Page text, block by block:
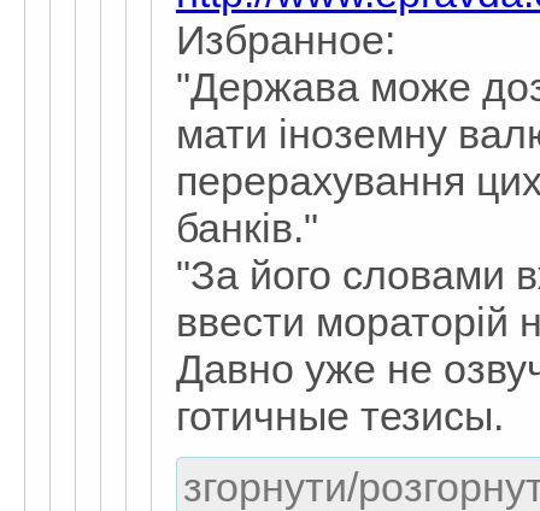
Избранное:
"Держава може
мати іноземну
перерахування
банків."
"За його словами
ввести мораторій
Давно уже не
готичные тезисы.
згорнути/